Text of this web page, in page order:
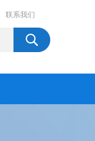
联系我们